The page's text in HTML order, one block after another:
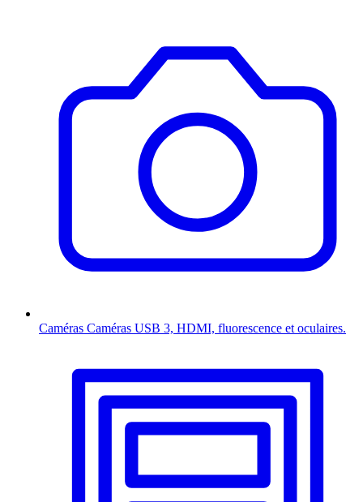
Caméras Caméras USB 3, HDMI, fluorescence et oculaires.